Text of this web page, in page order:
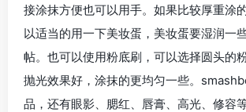
接涂抹方便也可以用手。如果比较厚重涂
以适当的用一下美妆蛋，美妆蛋要湿润一
帖。也可以使用粉底刷，可以选择圆头的
抛光效果好，涂抹的更均匀一些。
品，还有眼影、腮红、唇膏、高光、修容